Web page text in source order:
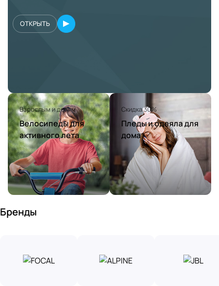
ОТКРЫТЬ
Взрослым и детям
Велосипеды для
активного лета
Скидка 30%
Пледы и одеяла для
дома
Бренды